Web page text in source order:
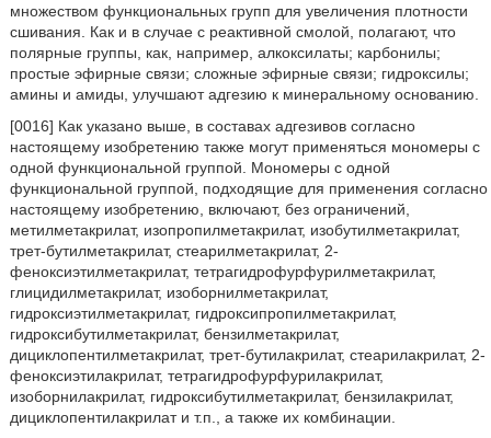
множеством функциональных групп для увеличения плотности
сшивания. Как и в случае с реактивной смолой, полагают, что
полярные группы, как, например, алкоксилаты; карбонилы;
простые эфирные связи; сложные эфирные связи; гидроксилы;
амины и амиды, улучшают адгезию к минеральному основанию.
[0016] Как указано выше, в составах адгезивов согласно
настоящему изобретению также могут применяться мономеры с
одной функциональной группой. Мономеры с одной
функциональной группой, подходящие для применения согласно
настоящему изобретению, включают, без ограничений,
метилметакрилат, изопропилметакрилат, изобутилметакрилат,
трет-бутилметакрилат, стеарилметакрилат, 2-
феноксиэтилметакрилат, тетрагидрофурфурилметакрилат,
глицидилметакрилат, изоборнилметакрилат,
гидроксиэтилметакрилат, гидроксипропилметакрилат,
гидроксибутилметакрилат, бензилметакрилат,
дициклопентилметакрилат, трет-бутилакрилат, стеарилакрилат, 2-
феноксиэтилакрилат, тетрагидрофурфурилакрилат,
изоборнилакрилат, гидроксибутилметакрилат, бензилакрилат,
дициклопентилакрилат и т.п., а также их комбинации.